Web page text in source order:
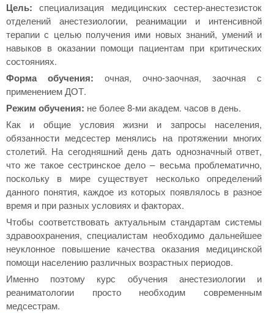
Цель: специализация медицинских сестер-анестезисток
отделений анестезиологии, реанимации и интенсивной
терапии с целью получения ими новых знаний, умений и
навыков в оказании помощи пациентам при критических
состояниях.
Форма обучения: очная, очно-заочная, заочная с
применением ДОТ.
Режим обучения: не более 8-ми академ. часов в день.
Как и общие условия жизни и запросы населения,
обязанности медсестер менялись на протяжении многих
столетий. На сегодняшний день дать однозначный ответ,
что же такое сестринское дело – весьма проблематично,
поскольку в мире существует несколько определений
данного понятия, каждое из которых появлялось в разное
время и при разных условиях и факторах.
Чтобы соответствовать актуальным стандартам системы
здравоохранения, специалистам необходимо дальнейшее
неуклонное повышение качества оказания медицинской
помощи населению различных возрастных периодов.
Именно поэтому курс обучения анестезиологии и
реаниматологии просто необходим современным
медсестрам.